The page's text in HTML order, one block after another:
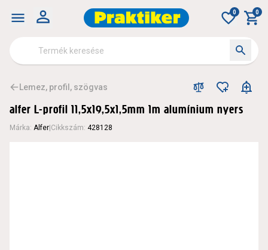
0 0
Lemez, profil, szögvas
alfer L-profil 11,5x19,5x1,5mm 1m alumínium nyers
Márka: Alfer Cikkszám: 428128